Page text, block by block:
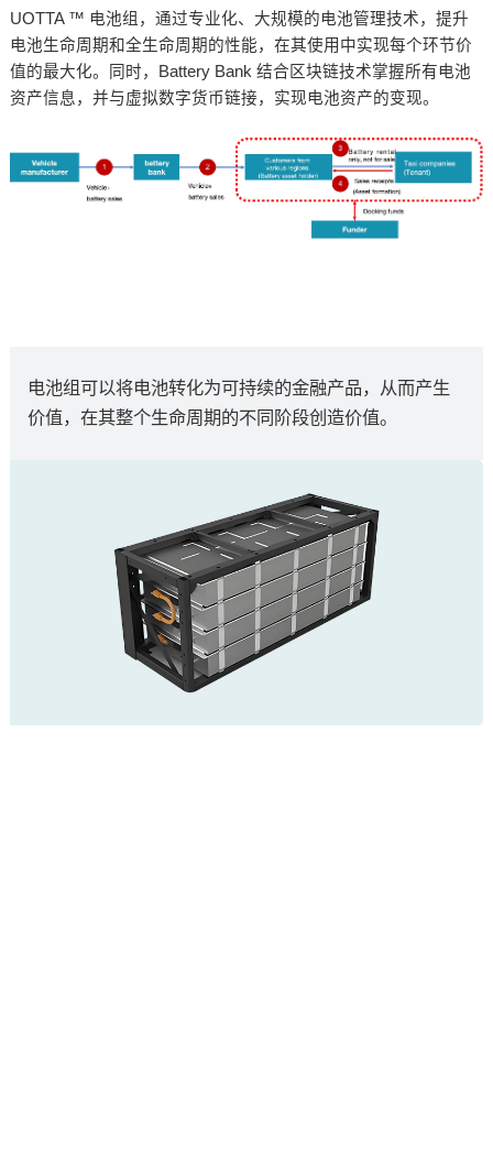
UOTTA ™ 电池组，通过专业化、大规模的电池管理技术，提升
电池生命周期和全生命周期的性能，在其使用中实现每个环节价
值的最大化。同时，Battery Bank 结合区块链技术掌握所有电池
资产信息，并与虚拟数字货币链接，实现电池资产的变现。
电池组可以将电池转化为可持续的金融产品，从而产生
价值，在其整个生命周期的不同阶段创造价值。